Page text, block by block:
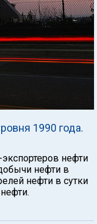
1990 года.
нефти
нефти в
нефти в сутки